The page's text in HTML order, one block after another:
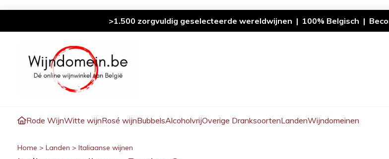
>1.500 zorgvuldig geselecteerde wereldwijnen | 100% Belgisch |
Rode WijnWitte wijnRosé wijnBubbelsAlcoholvrijOverige DranksoortenLandenWijndomeinen
Home > Landen > Italiaanse wijnen